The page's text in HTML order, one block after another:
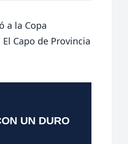
a la Copa
Capo de Provincia
UN DURO